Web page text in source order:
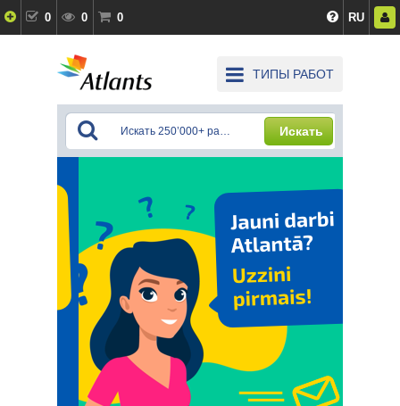
0 0 0 RU
ТИПЫ РАБОТ
Искать